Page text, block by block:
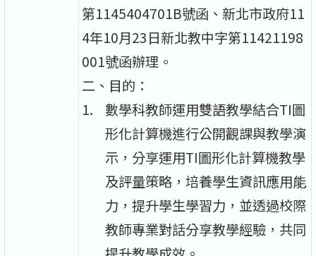
第1145404701B號函、新北市政府11
4年10月23日新北教中字第11421198
001號函辦理。​
二、目的：
數學科教師運用雙語教學結合TI圖
形化計算機進行公開觀課與教學演
示，分享運用TI圖形化計算機教學
及評量策略，培養學生資訊應用能
力，提升學生學習力，並透過校際
教師專業對話分享教學經驗，共同